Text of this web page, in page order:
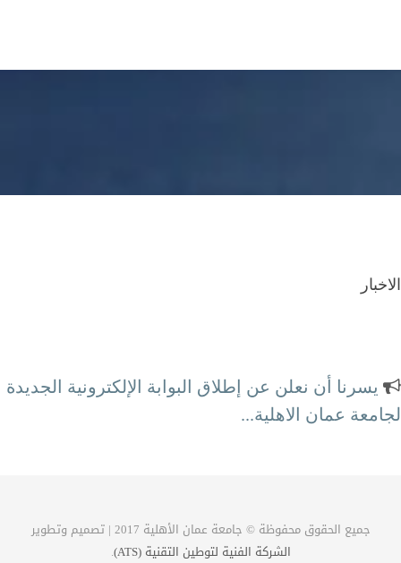
الاخبار
يسرنا أن نعلن عن إطلاق البوابة الإلكترونية الجديدة
لجامعة عمان الاهلية...
جميع الحقوق محفوظة © جامعة عمان الأهلية 2017 | تصميم وتطوير
الشركة الفنية لتوطين التقنية (ATS)
.